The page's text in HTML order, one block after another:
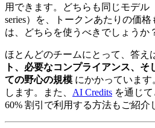
用できます。どちらも同じモデル
series）を、トークンあたりの価
は、どちらを使うべきでしょうか
ほとんどのチームにとって、答え
ト、必要なコンプライアンス、
ての野心の規模 にかかっていま
します。また、 AI Credits を通じ
60% 割引で利用する方法もご紹介